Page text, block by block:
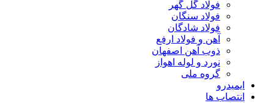
فولاد گل گهر
فولاد سنگان
فولاد شادگان
آهن و فولاد ارفع
ذوب آهن اصفهان
نورد و لوله اهواز
گروه ملی
ایمیدرو
انتصاب ها